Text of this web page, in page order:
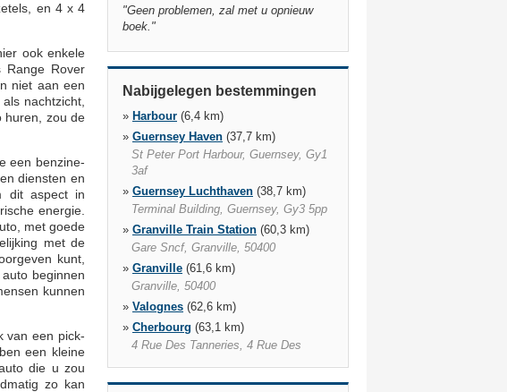
en 4 x 4
ook enkele
Rover
niet aan een
nachtzicht,
huren, zou de
een benzine-
diensten en
dit aspect in
energie.
met goede
met de
kunt,
beginnen
kunnen
van een pick-
een kleine
die u zou
zo kan
"Geen problemen, zal met u opnieuw
boek. "
Nabijgelegen bestemmingen
» Harbour (6,4 km)
» Guernsey Haven (37,7 km)
St Peter Port Harbour, Guernsey, Gy1
3af
» Guernsey Luchthaven (38,7 km)
Terminal Building, Guernsey, Gy3 5pp
» Granville Train Station (60,3 km)
Gare Sncf, Granville, 50400
» Granville (61,6 km)
Granville, 50400
» Valognes (62,6 km)
» Cherbourg (63,1 km)
4 Rue Des Tanneries, 4 Rue Des
»Cherbourg Treinstation(63,5 km)